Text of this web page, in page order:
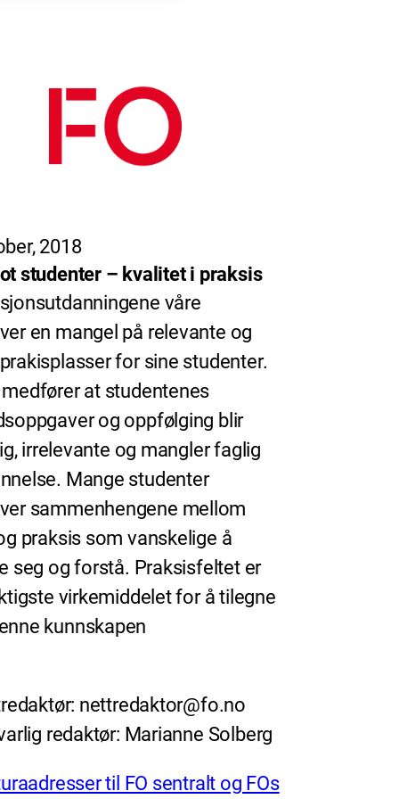
2018
studenter – kvalitet i praksis
våre
en mangel på relevante og
for sine studenter.
medfører at studentenes
og oppfølging blir
irrelevante og mangler faglig
Mange studenter
sammenhengene mellom
praksis som vanskelige å
seg og forstå. Praksisfeltet er
virkemiddelet for å tilegne
kunnskapen
nettredaktor@fo.no
redaktør: Marianne Solberg
til FO sentralt og FOs